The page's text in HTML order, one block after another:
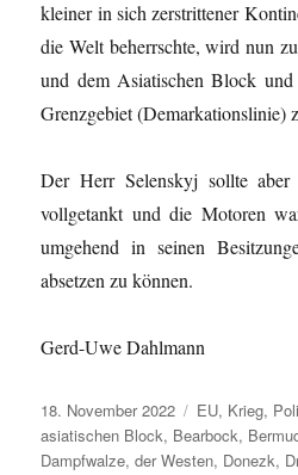
kleiner in sich zerstrittener
die Welt beherrschte, wird nun
und dem Asiatischen Block
Grenzgebiet (Demarkationslinie)
Der Herr Selenskyj sollte aber
vollgetankt und die Motoren
umgehend in seinen
absetzen zu können.
Gerd-Uwe Dahlmann
Veröffentlicht
am
18. November 2022 Kategorien
EU, Krieg,
asiatischen Block, Bearbock,
Dampfwalze,der Westen, Donezk,